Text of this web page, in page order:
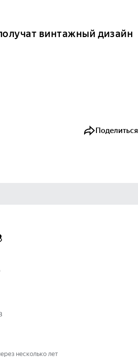
винтажный дизайн
Поделиться
несколько лет